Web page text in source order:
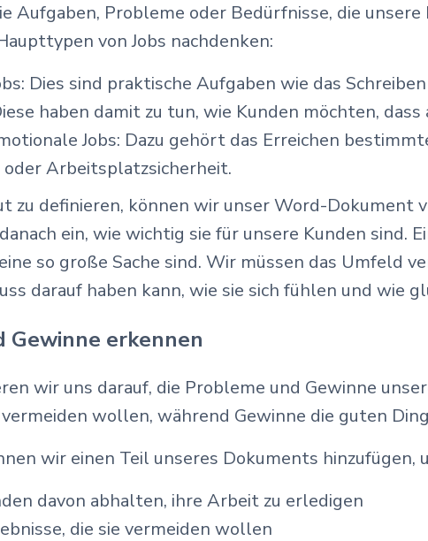
Aufgaben, Probleme oder Bedürfnisse, die
von Jobs nachdenken:
Dies sind praktische Aufgaben wie das
haben damit zu tun, wie Kunden möchten,
Jobs: Dazu gehört das Erreichen
Arbeitsplatzsicherheit.
zu definieren, können wir unser Word-
ein, wie wichtig sie für unsere Kunden sind.
so große Sache sind. Wir müssen das Umfeld
darauf haben kann, wie sie sich fühlen und wie
Gewinne erkennen
wir uns darauf, die Probleme und Gewinne
wollen, während Gewinne die guten
wir einen Teil unseres Dokuments hinzufügen,
davon abhalten, ihre Arbeit zu erledigen
die sie vermeiden wollen